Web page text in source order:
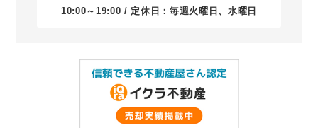
10:00～19:00 / 定休日：毎週火曜日、水曜日